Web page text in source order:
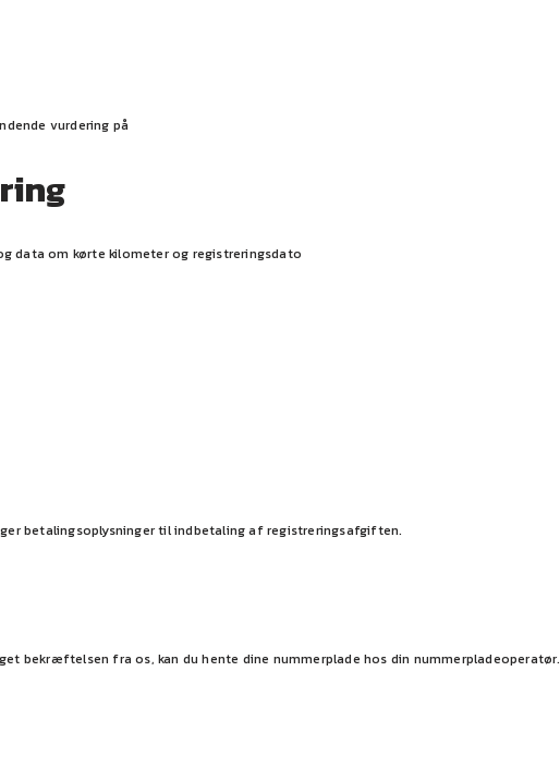
vurdering på
data om kørte kilometer og registreringsdato
betalingsoplysninger til indbetaling af registreringsafgiften.
bekræftelsen fra os, kan du hente dine nummerplade hos din nummerpladeoperatør.